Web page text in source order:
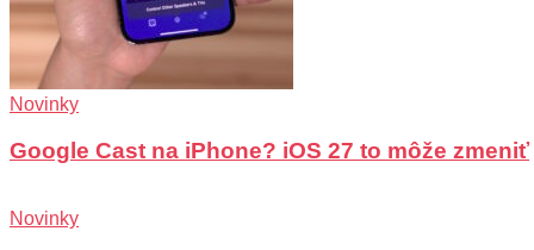
Novinky
Google Cast na iPhone? iOS 27 to môže zmeniť
Novinky